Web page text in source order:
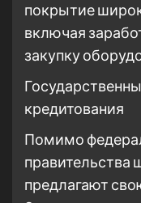
покрытие
включая
закупку
кредитования
Помимо
правительства
предлагают